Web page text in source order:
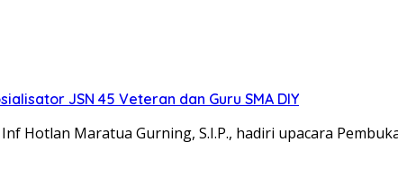
JSN 45 Veteran dan Guru SMA DIY
Hotlan Maratua Gurning, S.I.P., hadiri upacara